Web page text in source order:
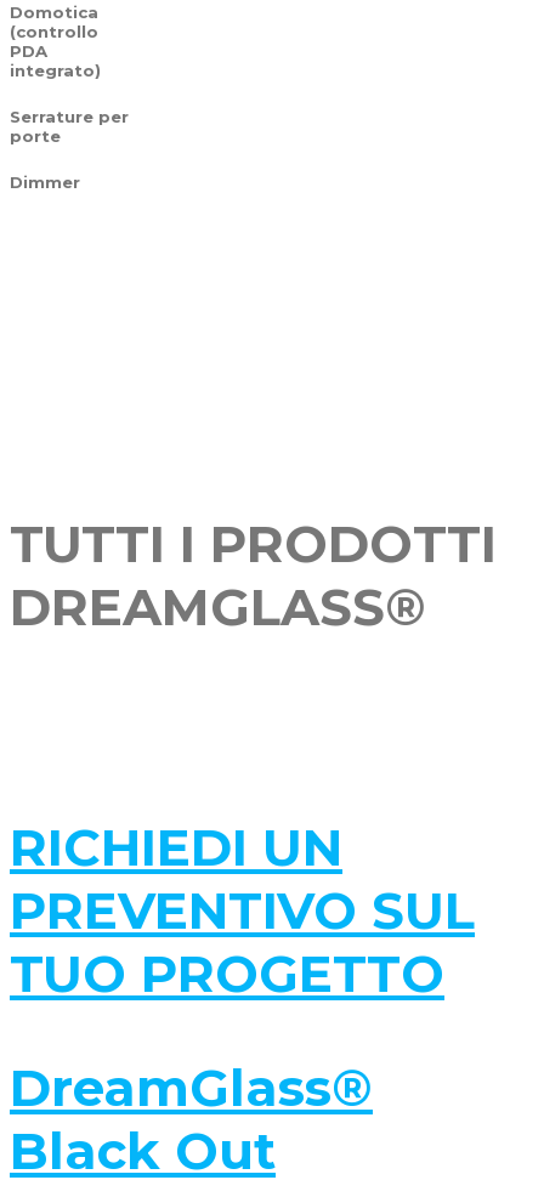
Domotica
(controllo
PDA
integrato)
Serrature per
porte
Dimmer
TUTTI I PRODOTTI
DREAMGLASS®
RICHIEDI UN
PREVENTIVO SUL
TUO PROGETTO
DreamGlass®
Black Out